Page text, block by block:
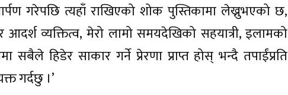
गरेपछि त्यहाँ राखिएको शोक पुस्तिकामा लेख्नुभएको छ,
व्यक्तित्व, मेरो लामो समयदेखिको सहयात्री, इलामको
सबैले हिडेर साकार गर्ने प्रेरणा प्राप्त होस् भन्दै तपाईंप्रति
गर्दछु ।’